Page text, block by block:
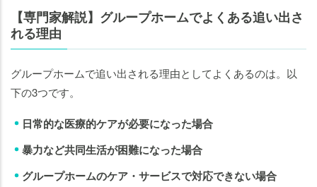
【専門家解説】グループホームでよくある追い出さ
れる理由
グループホームで追い出される理由としてよくあるのは。以
下の3つです。
日常的な医療的ケアが必要になった場合
暴力など共同生活が困難になった場合
グループホームのケア・サービスで対応できない場合